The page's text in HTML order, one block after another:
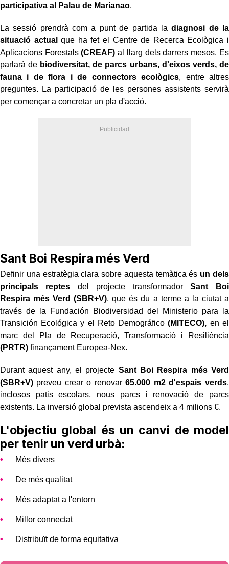
participativa al Palau de Marianao.
La sessió prendrà com a punt de partida ladiagnosi de la
situació actual que ha fet el Centre de Recerca Ecològica i
Aplicacions Forestals(CREAF) al llarg dels darrers mesos. Es
parlarà de biodiversitat, de parcs urbans, d'eixos verds, de
fauna i de flora i de connectors ecològics, entre altres
preguntes. La participació de les persones assistents servirà
per començar a concretar un pla d'acció.
Sant Boi Respira més Verd
Definir una estratègia clara sobre aquesta temàtica és un dels
principals reptes del projecte transformadorSant Boi
Respira més Verd (SBR+V), que és du a terme a la ciutat a
través de la Fundación Biodiversidad del Ministerio para la
Transición Ecológica y el Reto Demográfico(MITECO), en el
marc del Pla de Recuperació, Transformació i Resiliència
(PRTR) finançament Europea-Nex.
Durant aquest any, el projecte Sant Boi Respira més Verd
(SBR+V) preveu crear o renovar65.000 m2 d'espais verds,
inclosos patis escolars, nous parcs i renovació de parcs
existents. La inversió global prevista ascendeix a 4 milions €.
L'objectiu global és un canvi de model
per tenir un verd urbà:
Més divers
De més qualitat
Més adaptat a l'entorn
Millor connectat
Distribuït de forma equitativa